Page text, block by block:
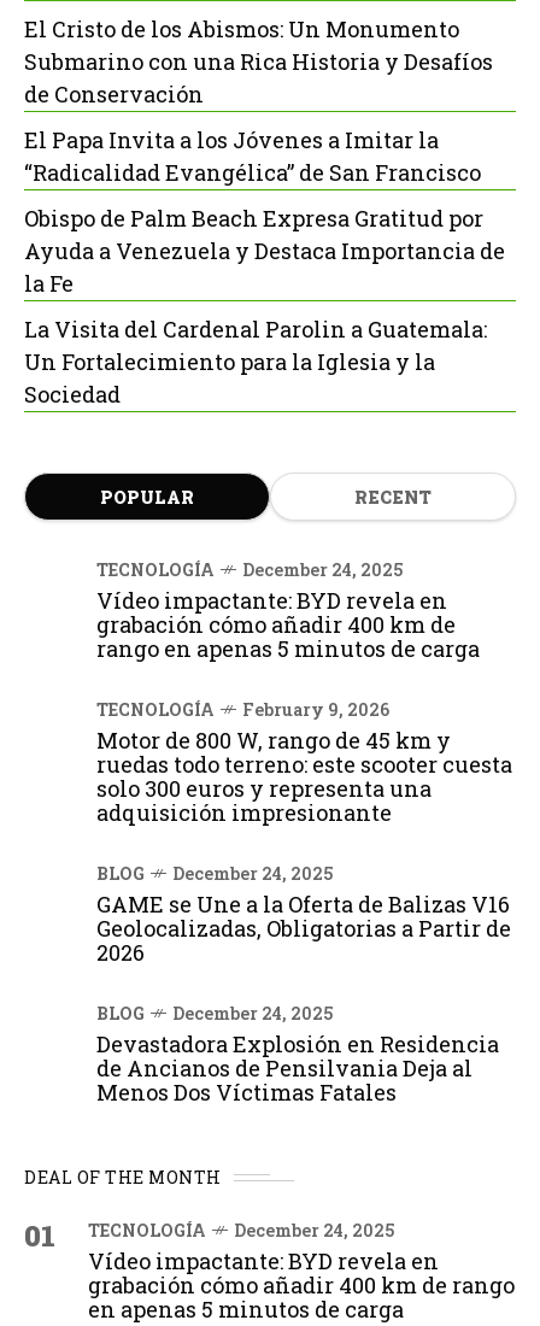
El Cristo de los Abismos: Un Monumento
Submarino con una Rica Historia y Desafíos
de Conservación
El Papa Invita a los Jóvenes a Imitar la
“Radicalidad Evangélica” de San Francisco
Obispo de Palm Beach Expresa Gratitud por
Ayuda a Venezuela y Destaca Importancia de
la Fe
La Visita del Cardenal Parolin a Guatemala:
Un Fortalecimiento para la Iglesia y la
Sociedad
POPULAR RECENT
TECNOLOGÍA December 24, 2025
Vídeo impactante: BYD revela en
grabación cómo añadir 400 km de
rango en apenas 5 minutos de carga
TECNOLOGÍA February 9, 2026
Motor de 800 W, rango de 45 km y
ruedas todo terreno: este scooter cuesta
solo 300 euros y representa una
adquisición impresionante
BLOG December 24, 2025
GAME se Une a la Oferta de Balizas V16
Geolocalizadas, Obligatorias a Partir de
2026
BLOG December 24, 2025
Devastadora Explosión en Residencia
de Ancianos de Pensilvania Deja al
Menos Dos Víctimas Fatales
DEAL OF THE MONTH
01 TECNOLOGÍA December 24, 2025
Vídeo impactante: BYD revela en
grabación cómo añadir 400 km de rango
en apenas 5 minutos de carga